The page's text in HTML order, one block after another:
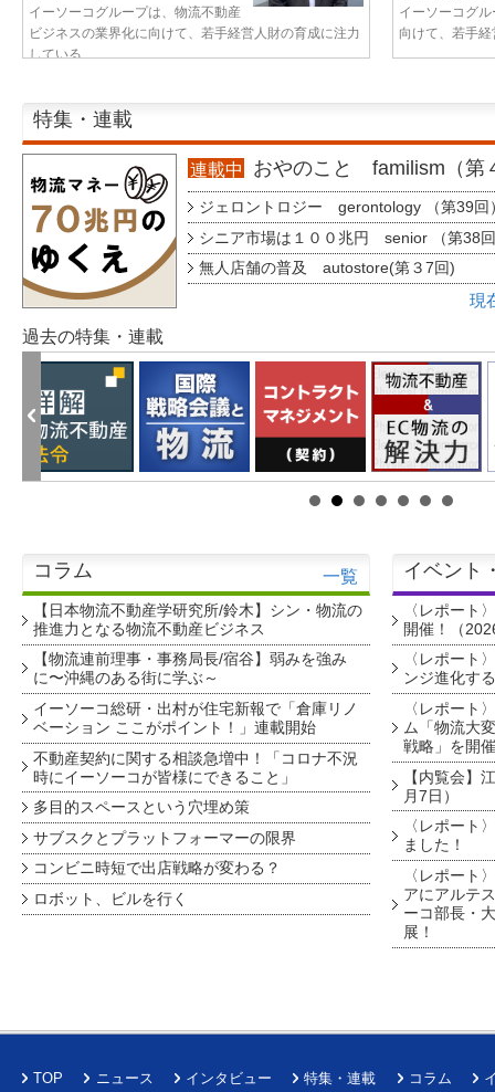
イーソーコグループは、物流不動産
ビジネスの業界化に向けて、若手経営人財の育成に注力
している...
イーソーコグ
向けて、若手
特集・連載
連載中 おやのこと familism（第
ジェロントロジー gerontology （第39回
シニア市場は１００兆円 senior （第38
無人店舗の普及 autostore(第３7回)
現
過去の特集・連載
コラム 一覧
【日本物流不動産学研究所/鈴木】シン・物流の
推進力となる物流不動産ビジネス
【物流連前理事・事務局長/宿谷】弱みを強み
に〜沖縄のある街に学ぶ～
イーソーコ総研・出村が住宅新報で「倉庫リノ
ベーション ここがポイント！」連載開始
不動産契約に関する相談急増中！「コロナ不況
時にイーソーコが皆様にできること」
多目的スペースという穴埋め策
サブスクとプラットフォーマーの限界
コンビニ時短で出店戦略が変わる？
ロボット、ビルを行く
イベント
〈レポート
開催！（
〈レポート
ンジ進化す
〈レポート
ム「物流大
戦略」を開
【内覧会】
月7日）
〈レポート
ました！
〈レポート
アにアルテ
ーコ部長・
展！
TOP ニュース インタビュー 特集・連載 コラム